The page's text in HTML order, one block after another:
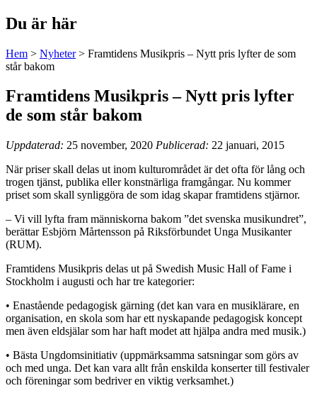
Du är här
Hem > Nyheter> Framtidens Musikpris – Nytt pris lyfter de som
står bakom
Framtidens Musikpris – Nytt pris lyfter
de som står bakom
Uppdaterad: 25 november, 2020 Publicerad: 22 januari, 2015
När priser skall delas ut inom kulturområdet är det ofta för lång och
trogen tjänst, publika eller konstnärliga framgångar. Nu kommer
priset som skall synliggöra de som idag skapar framtidens stjärnor.
– Vi vill lyfta fram människorna bakom ”det svenska musikundret”,
berättar Esbjörn Mårtensson på Riksförbundet Unga Musikanter
(RUM).
Framtidens Musikpris delas ut på Swedish Music Hall of Fame i
Stockholm i augusti och har tre kategorier:
• Enastående pedagogisk gärning (det kan vara en musiklärare, en
organisation, en skola som har ett nyskapande pedagogisk koncept
men även eldsjälar som har haft modet att hjälpa andra med musik.)
• Bästa Ungdomsinitiativ (uppmärksamma satsningar som görs av
och med unga. Det kan vara allt från enskilda konserter till festivaler
och föreningar som bedriver en viktig verksamhet.)